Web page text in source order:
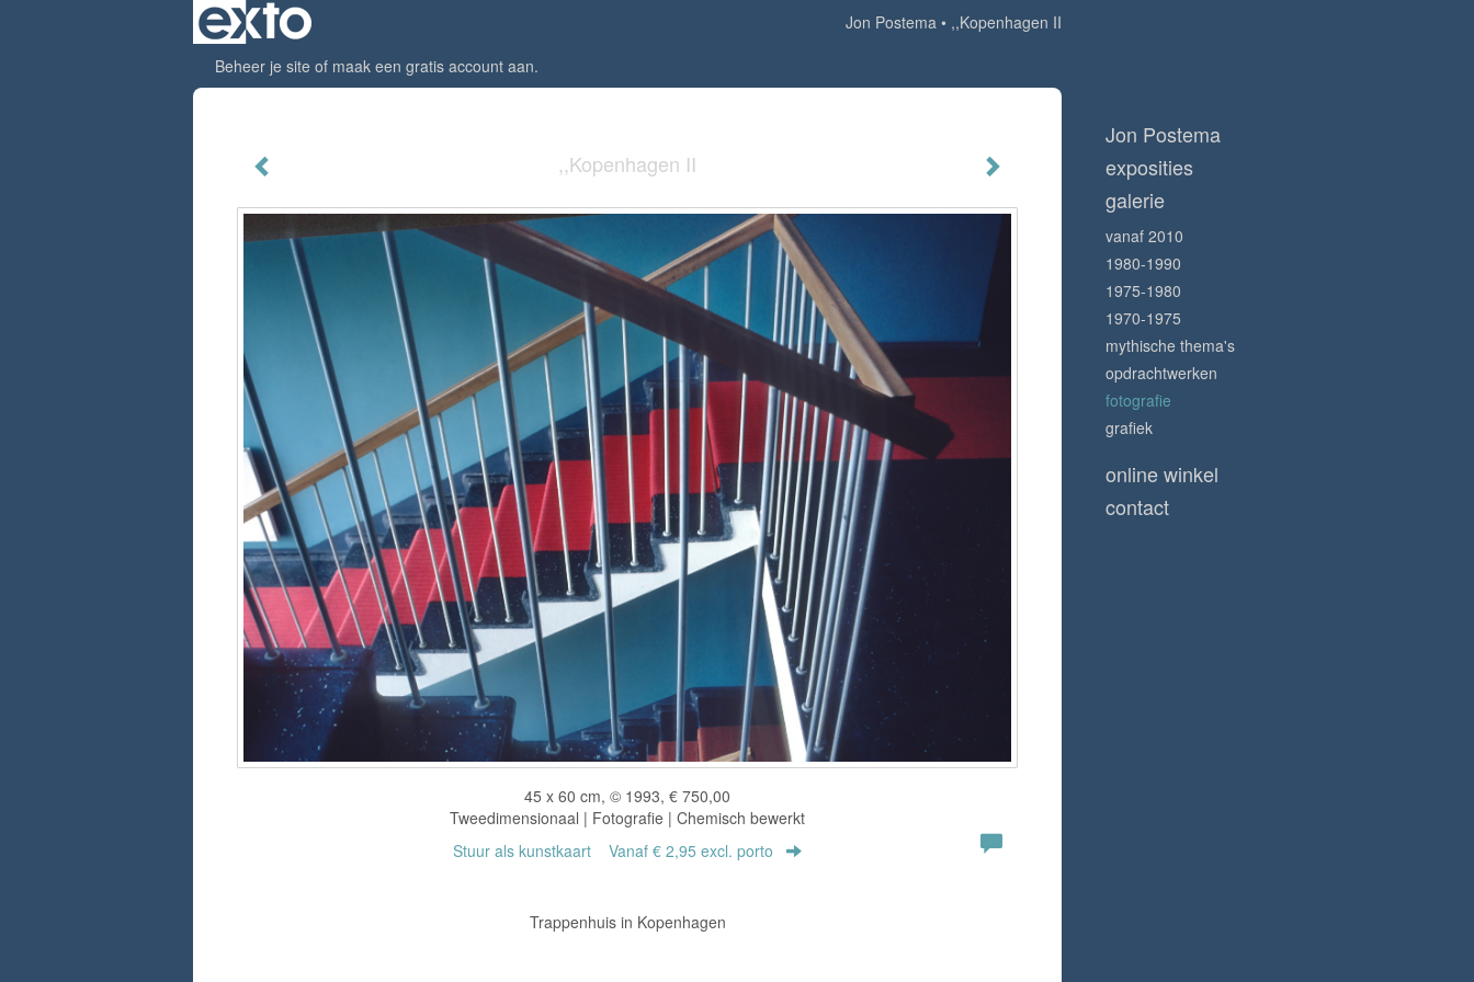
Jon Postema
,,Kopenhagen II
Beheer je site of maak een gratis account aan.
,,Kopenhagen II
45 x 60 cm, © 1993, € 750,00
Tweedimensionaal | Fotografie | Chemisch bewerkt
Stuur als kunstkaart Vanaf € 2,95 excl. porto
Trappenhuis in Kopenhagen
Jon Postema
exposities
galerie
vanaf 2010
1980-1990
1975-1980
1970-1975
mythische thema's
opdrachtwerken
fotografie
grafiek
online winkel
contact